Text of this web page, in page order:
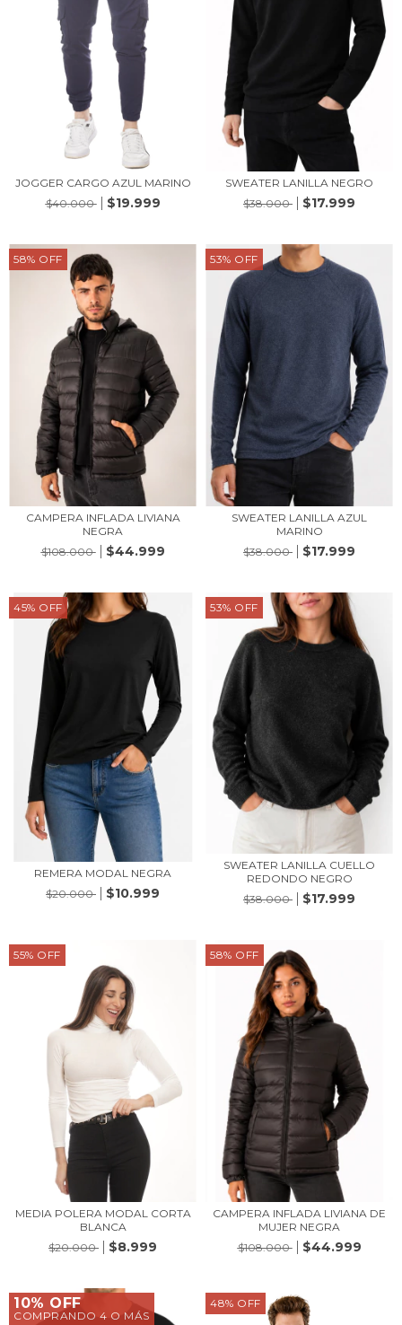
JOGGER CARGO AZUL MARINO
$40.000
$19.999
SWEATER LANILLA NEGRO
$38.000
$17.999
58% OFF
CAMPERA INFLADA LIVIANA
NEGRA
$108.000
$44.999
53% OFF
SWEATER LANILLA AZUL
MARINO
$38.000
$17.999
45% OFF
REMERA MODAL NEGRA
$20.000
$10.999
53% OFF
SWEATER LANILLA CUELLO
REDONDO NEGRO
$38.000
$17.999
55% OFF
MEDIA POLERA MODAL CORTA
BLANCA
$20.000
$8.999
58% OFF
CAMPERA INFLADA LIVIANA DE
MUJER NEGRA
$108.000
$44.999
10% OFF
COMPRANDO 4 O MÁS
48% OFF